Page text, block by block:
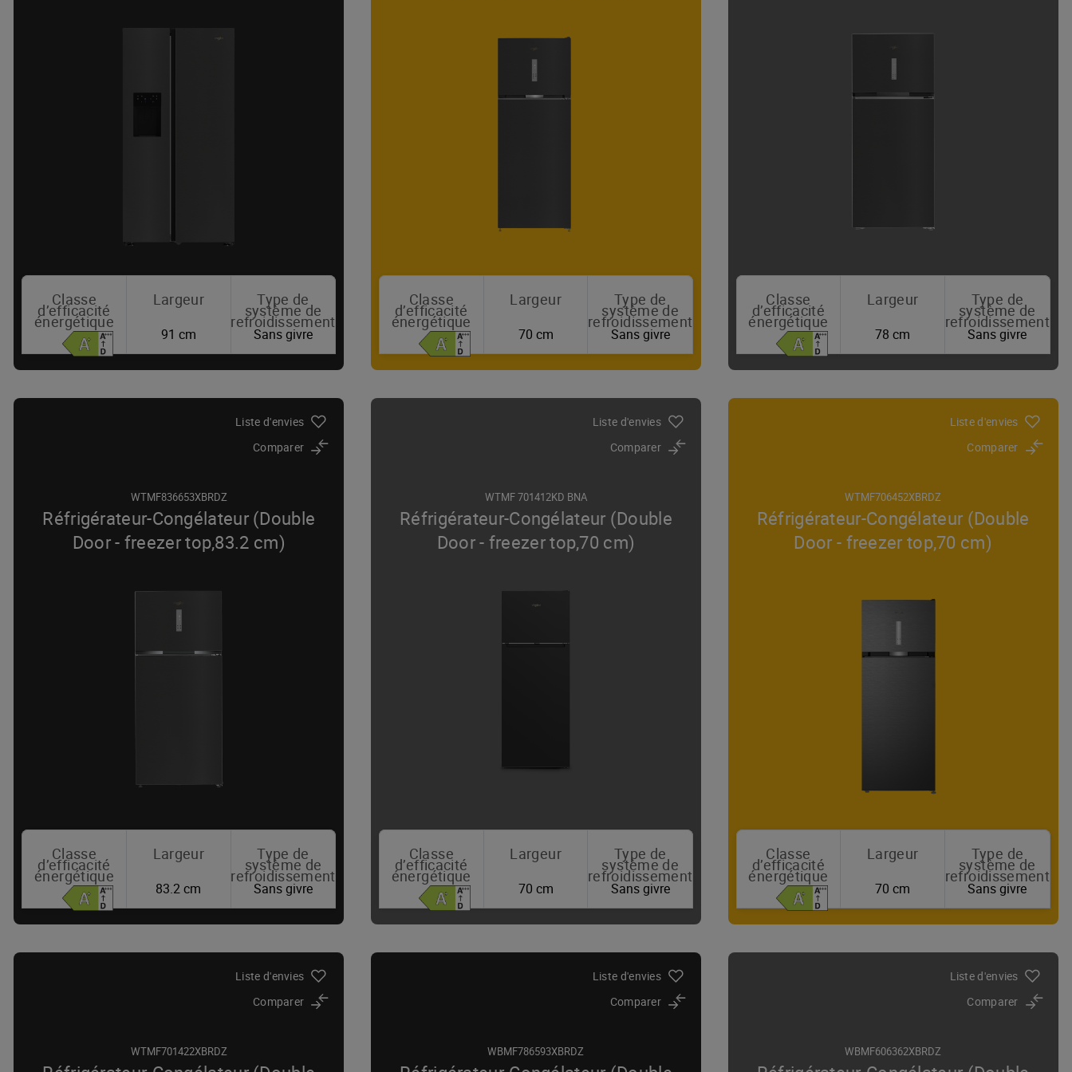
Classe
d’efficacité
énergétique
Largeur
91 cm
Type de
système de
refroidissement
Sans givre
Classe
d’efficacité
énergétique
Largeur
70 cm
Type de
système de
refroidissement
Sans givre
Classe
d’efficacité
énergétique
Largeur
78 cm
Type de
système de
refroidissement
Sans givre
Liste d'envies
Comparer
WTMF836653XBRDZ
Réfrigérateur-Congélateur (Double
Door - freezer top,83.2 cm)
Classe
d’efficacité
énergétique
Largeur
83.2 cm
Type de
système de
refroidissement
Sans givre
Liste d'envies
Comparer
WTMF 701412KD BNA
Réfrigérateur-Congélateur (Double
Door - freezer top,70 cm)
Classe
d’efficacité
énergétique
Largeur
70 cm
Type de
système de
refroidissement
Sans givre
Liste d'envies
Comparer
WTMF706452XBRDZ
Réfrigérateur-Congélateur (Double
Door - freezer top,70 cm)
Classe
d’efficacité
énergétique
Largeur
70 cm
Type de
système de
refroidissement
Sans givre
Liste d'envies
Comparer
WTMF701422XBRDZ
Liste d'envies
Comparer
WBMF786593XBRDZ
Liste d'envies
Comparer
WBMF606362XBRDZ